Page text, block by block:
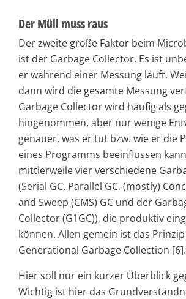
Der Müll muss raus
Der zweite große Faktor beim
ist der Garbage Collector. Es ist
er während einer Messung läuft.
dann wird die gesamte Messung
Garbage Collector wird häufig als
hingenommen, aber nur wenige
genauer, was er tut bzw. wie er die
eines Programms beeinflussen
mittlerweile vier verschiedene
(Serial GC, Parallel GC, (mostly)
and Sweep (CMS) GC und der
Collector (G1GC)), die produktiv
können. Allen gemein ist das
Generational Garbage Collection [6].
Hier soll nur ein kurzer Überblick
Wichtig ist hier das